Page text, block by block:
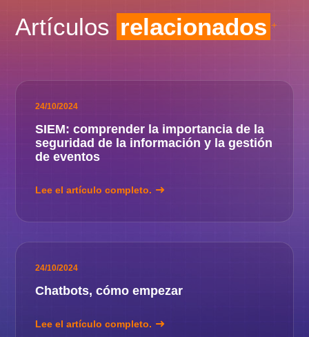
Artículos relacionados
24/10/2024
SIEM: comprender la importancia de la
seguridad de la información y la gestión
de eventos
Lee el artículo completo.
24/10/2024
Chatbots, cómo empezar
Lee el artículo completo.